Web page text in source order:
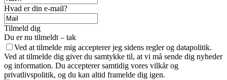
Hvad er din e-mail?
Tilmeld dig
Du er nu tilmeldt – tak
Ved at tilmelde mig accepterer jeg sidens regler og datapolitik.
Ved at tilmelde dig giver du samtykke til, at vi må sende dig nyheder
og information. Du accepterer samtidig vores vilkår og
privatlivspolitik, og du kan altid framelde dig igen.